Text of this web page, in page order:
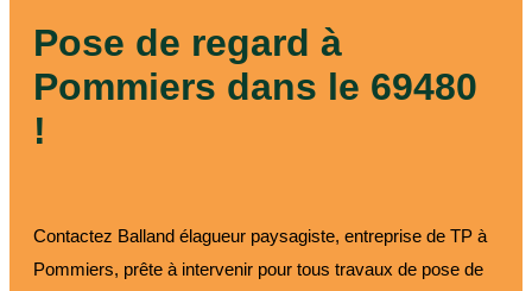
Pose de regard à
Pommiers dans le 69480
!
Contactez Balland élagueur paysagiste, entreprise de TP à
Pommiers, prête à intervenir pour tous travaux de pose de